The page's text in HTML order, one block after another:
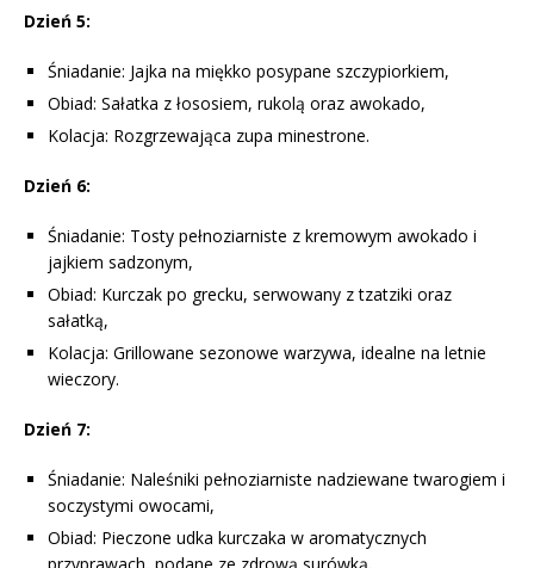
Dzień 5:
Śniadanie: Jajka na miękko posypane szczypiorkiem,
Obiad: Sałatka z łososiem, rukolą oraz awokado,
Kolacja: Rozgrzewająca zupa minestrone.
Dzień 6:
Śniadanie: Tosty pełnoziarniste z kremowym awokado i
jajkiem sadzonym,
Obiad: Kurczak po grecku, serwowany z tzatziki oraz
sałatką,
Kolacja: Grillowane sezonowe warzywa, idealne na letnie
wieczory.
Dzień 7:
Śniadanie: Naleśniki pełnoziarniste nadziewane twarogiem i
soczystymi owocami,
Obiad: Pieczone udka kurczaka w aromatycznych